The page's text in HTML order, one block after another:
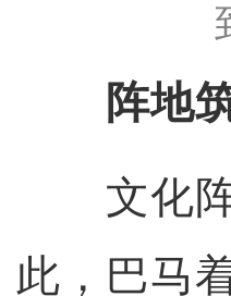
阵地
文化阵
此，巴马